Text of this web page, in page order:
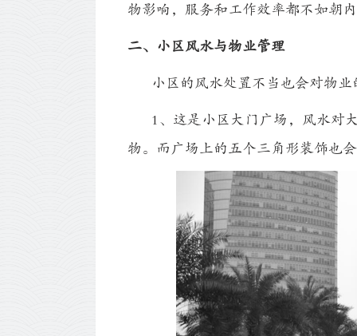
物影响，服务和工作效率都不如朝
二、小区风水与物业管理
小区的风水处置不当也会对物业
1、这是小区大门广场，风水对
物。而广场上的五个三角形装饰也